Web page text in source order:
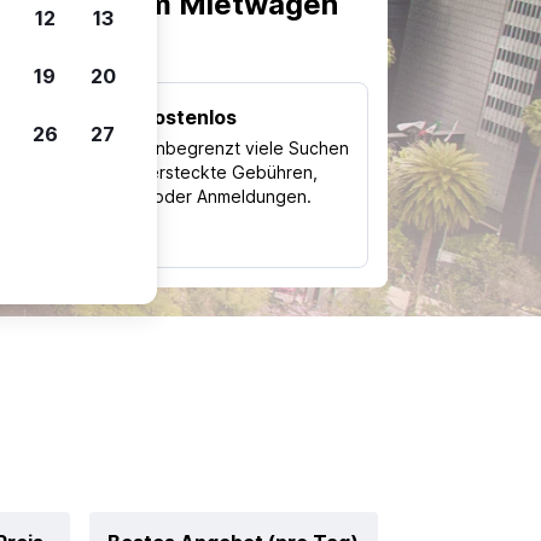
Kostenlos
Nutze unbegrenzt viele Suchen
ohne versteckte Gebühren,
Kosten oder Anmeldungen.
12 13
19 20
26 27